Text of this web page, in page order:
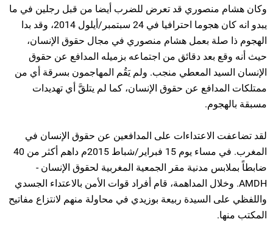
وكان هشام منصوري قد تعرض للضرب أيضا من قبل رجلين في ما
يبدو انه كان هجوما احترافيا في 24 سبتمبر/أيلول 2014، وقد بدا
الهجوم ذا صلة بعمل هشام منصوري في مجال حقوق الإنسان،
حيث أنه وقع بعد دقائق من اجتماعه بزميله المدافع عن حقوق
الإنسان السيد المعطي منجب. ولم يَقُم المهاجمون بسرقة أي من
ممتلكات المدافع عن حقوق الإنسان، كما لم يتلقَّ أي تهديدات
مسبقة بالهجوم.
لقد تضاعفت الاعتداءات على المدافعين عن حقوق الإنسان في
المغرب. في مساء يوم 15 فبراير/شباط 2015م داهم أكثر من 40
ضابطاً بملابس مدنية مقر الجمعية المغربية لحقوق الإنسان -
AMDH. وخلال المداهمة، قام أفراد قوات الأمن بالاعتداء الجسدي
واللفظي على السيدة ربيعة بوزيدي في محاولة منهم لانتزاع مفاتيح
المكتب منها.